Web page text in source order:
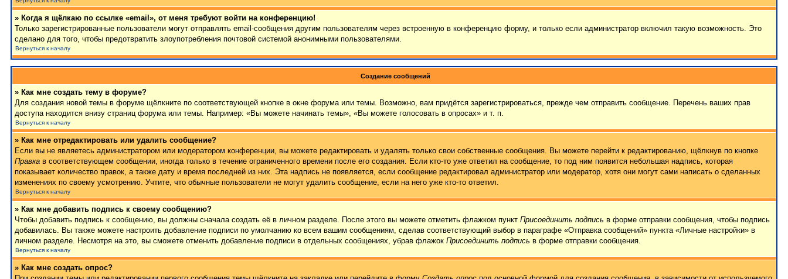
» Когда я щёлкаю по ссылке «email», от меня требуют войти на конференцию!
Только зарегистрированные пользователи могут отправлять email-сообщения другим пользователям через встроенную в конференцию форму, и только если администратор включил такую возможность. Это
сделано для того, чтобы предотвратить злоупотребления почтовой системой анонимными пользователями.
Вернуться к началу
Создание сообщений
» Как мне создать тему в форуме?
Для создания новой темы в форуме щёлкните по соответствующей кнопке в окне форума или темы. Возможно, вам придётся зарегистрироваться, прежде чем отправить сообщение. Перечень ваших прав
доступа находится внизу страниц форума или темы. Например: «Вы можете начинать темы», «Вы можете голосовать в опросах» и т. п.
Вернуться к началу
» Как мне отредактировать или удалить сообщение?
Если вы не являетесь администратором или модератором конференции, вы можете редактировать и удалять только свои собственные сообщения. Вы можете перейти к редактированию, щёлкнув по кнопке
Правка в соответствующем сообщении, иногда только в течение ограниченного времени после его создания. Если кто-то уже ответил на сообщение, то под ним появится небольшая надпись, которая
показывает количество правок, а также дату и время последней из них. Эта надпись не появляется, если сообщение редактировал администратор или модератор, хотя они могут сами написать о сделанных
изменениях по своему усмотрению. Учтите, что обычные пользователи не могут удалить сообщение, если на него уже кто-то ответил.
Вернуться к началу
» Как мне добавить подпись к своему сообщению?
Чтобы добавить подпись к сообщению, вы должны сначала создать её в личном разделе. После этого вы можете отметить флажком пункт Присоединить подпись в форме отправки сообщения, чтобы подпись
добавилась. Вы также можете настроить добавление подписи по умолчанию ко всем вашим сообщениям, сделав соответствующий выбор в параграфе «Отправка сообщений» пункта «Личные настройки» в
личном разделе. Несмотря на это, вы сможете отменить добавление подписи в отдельных сообщениях, убрав флажок Присоединить подпись в форме отправки сообщения.
Вернуться к началу
» Как мне создать опрос?